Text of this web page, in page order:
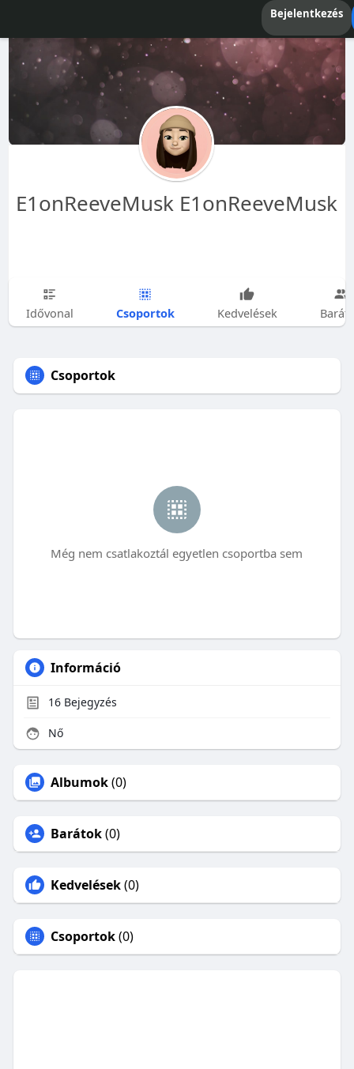
Bejelentkezés
E1onReeveMusk E1onReeveMusk
Idővonal Csoportok Kedvelések
Csoportok
Még nem csatlakoztál egyetlen csoportba sem
Információ
16Bejegyzés
Nő
Albumok(0)
Barátok(0)
Kedvelések(0)
Csoportok(0)